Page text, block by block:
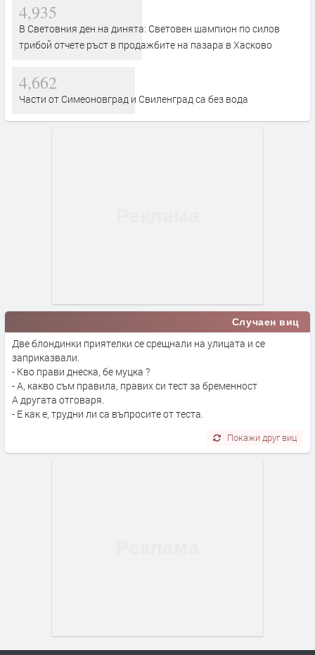
4,935
В Световния ден на динята: Световен шампион по силов
трибой отчете ръст в продажбите на пазара в Хасково
4,662
Части от Симеоновград и Свиленград са без вода
Случаен виц
Две блондинки приятелки се срещнали на улицата и се
заприказвали.
- Кво прави днеска, бе муцка ?
- А, какво съм правила, правих си тест за бременност
А другата отговаря.
- Е как е, трудни ли са въпросите от теста.
Покажи друг виц